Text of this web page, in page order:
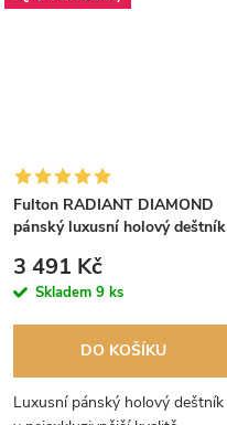
Fulton RADIANT DIAMOND
pánský luxusní holový deštník
3 491 Kč
Skladem 9 ks
DO KOŠÍKU
Luxusní pánský holový deštník